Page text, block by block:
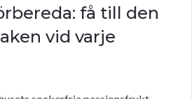
få till den
vid varje